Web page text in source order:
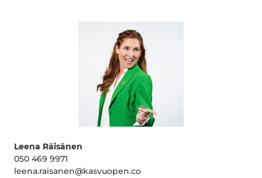
Leena Räisänen
050 469 9971
leena.raisanen@kasvuopen.co